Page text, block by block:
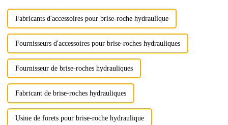
Fabricants d'accessoires pour brise-roche hydraulique
Fournisseurs d'accessoires pour brise-roches hydrauliques
Fournisseur de brise-roches hydrauliques
Fabricant de brise-roches hydrauliques
Usine de forets pour brise-roche hydraulique